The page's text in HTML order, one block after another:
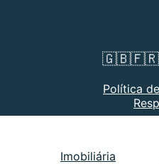
🇬🇧🇫🇷
Política
Imobiliária